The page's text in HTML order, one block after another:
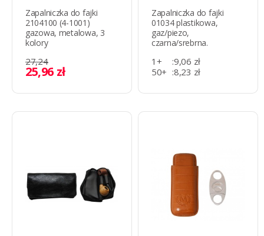
Zapalniczka do fajki
2104100 (4-1001)
gazowa, metalowa, 3
kolory
27,24
25,96 zł
Zapalniczka do fajki
01034 plastikowa,
gaz/piezo,
czarna/srebrna.
1+ :9,06 zł
50+ :8,23 zł